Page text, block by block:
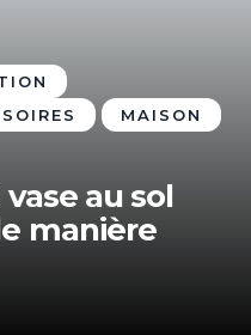
MAISON
au sol
manière